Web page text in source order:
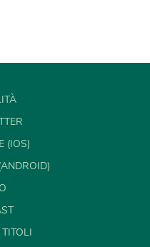
(IOS)